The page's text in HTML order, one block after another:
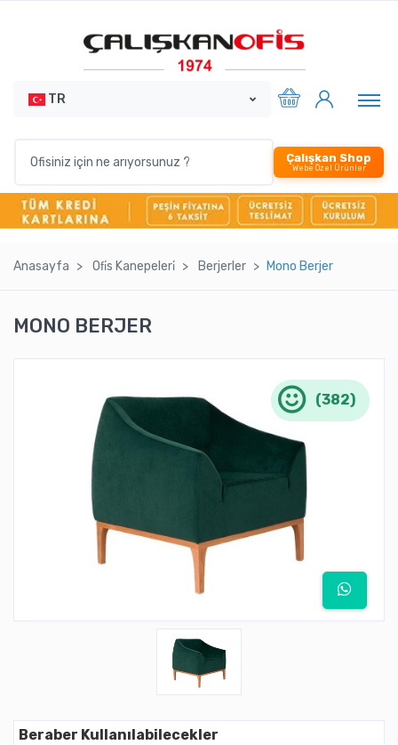
TR
Çalışkan Shop
Webe Özel Ürünler
Anasayfa Ofi̇s Kanepeleri̇ Berjerler Mono Berjer
MONO BERJER
(382)
Beraber Kullanılabilecekler